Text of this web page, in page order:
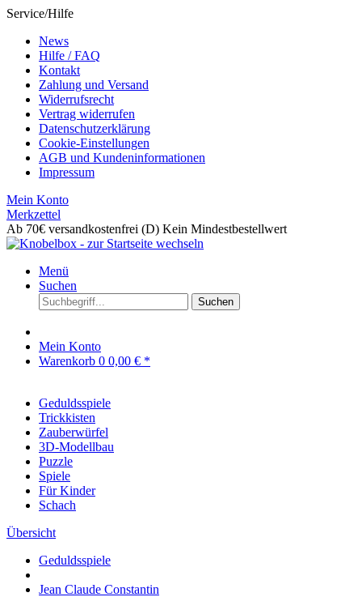
Service/Hilfe
News
Hilfe / FAQ
Kontakt
Zahlung und Versand
Widerrufsrecht
Vertrag widerrufen
Datenschutzerklärung
Cookie-Einstellungen
AGB und Kundeninformationen
Impressum
Mein Konto
Merkzettel
Ab 70€ versandkostenfrei (D) Kein Mindestbestellwert
Menü
Suchen
Suchen
Mein Konto
Warenkorb 0 0,00 € *
Geduldsspiele
Trickkisten
Zauberwürfel
3D-Modellbau
Puzzle
Spiele
Für Kinder
Schach
Übersicht
Geduldsspiele
Jean Claude Constantin